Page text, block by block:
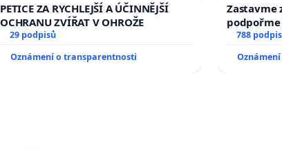
PETICE ZA RYCHLEJŠÍ A ÚČINNĚJŠÍ
OCHRANU ZVÍŘAT V OHROŽE
29 podpisů
Oznámení o transparentnosti
Zastavme
788